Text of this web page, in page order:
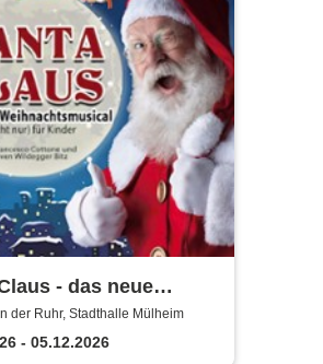
- das neue
(nicht
Kinder
der Ruhr, Stadthalle Mülheim
- 05.12.2026